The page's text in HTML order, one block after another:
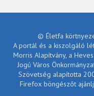
© Életfa
A portál és a kiszolgáló
Morris Alapítvány, a
Jogú Város
Szövetség alapította
Firefox böngészőt